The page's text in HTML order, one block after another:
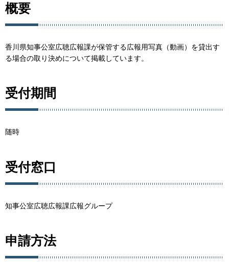
概要
香川県知事公室広聴広報課が保管する広報用写真（動画）を貸出す
る場合の取り決めについて掲載しています。
受付期間
随時
受付窓口
知事公室広聴広報課広報グループ
申請方法